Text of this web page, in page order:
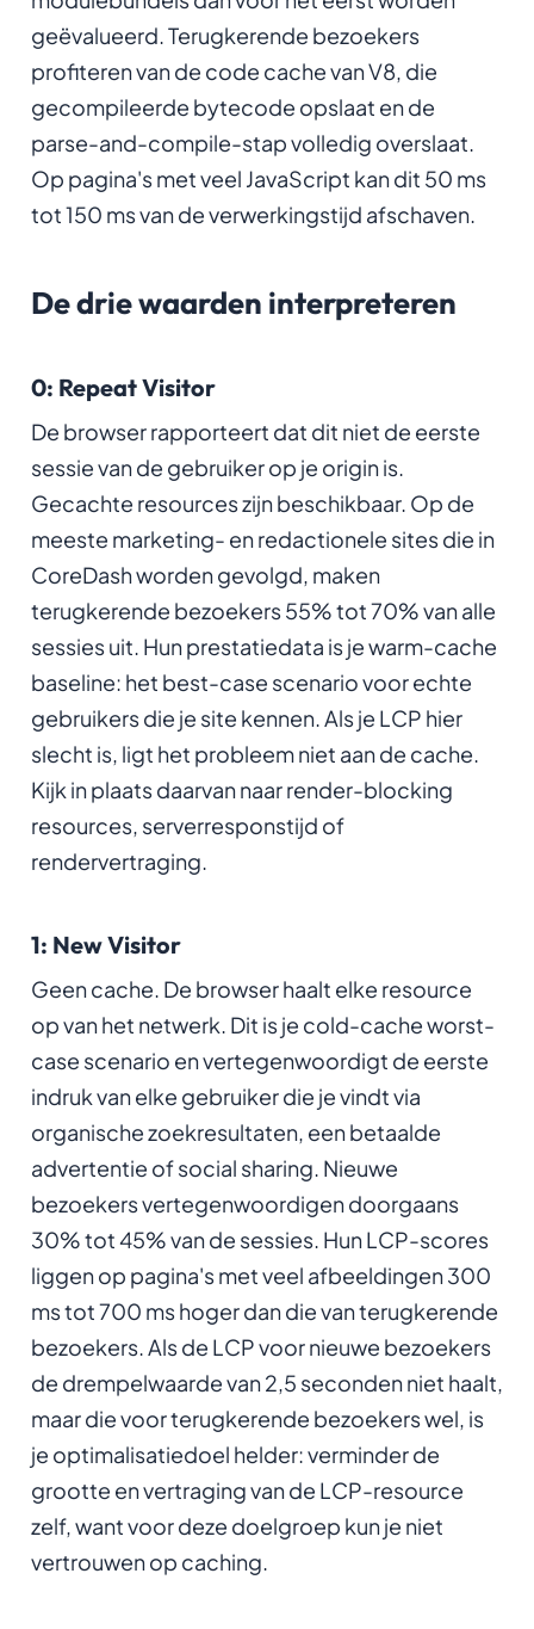
geëvalueerd. Terugkerende bezoekers
profiteren van de code cache van V8, die
gecompileerde bytecode opslaat en de
parse-and-compile-stap volledig overslaat.
Op pagina's met veel JavaScript kan dit 50 ms
tot 150 ms van de verwerkingstijd afschaven.
De drie waarden interpreteren
0: Repeat Visitor
De browser rapporteert dat dit niet de eerste
sessie van de gebruiker op je origin is.
Gecachte resources zijn beschikbaar. Op de
meeste marketing- en redactionele sites die in
CoreDash worden gevolgd, maken
terugkerende bezoekers 55% tot 70% van alle
sessies uit. Hun prestatiedata is je warm-cache
baseline: het best-case scenario voor echte
gebruikers die je site kennen. Als je LCP hier
slecht is, ligt het probleem niet aan de cache.
Kijk in plaats daarvan naar render-blocking
resources, serverresponstijd of
rendervertraging.
1: New Visitor
Geen cache. De browser haalt elke resource
op van het netwerk. Dit is je cold-cache worst-
case scenario en vertegenwoordigt de eerste
indruk van elke gebruiker die je vindt via
organische zoekresultaten, een betaalde
advertentie of social sharing. Nieuwe
bezoekers vertegenwoordigen doorgaans
30% tot 45% van de sessies. Hun LCP-scores
liggen op pagina's met veel afbeeldingen 300
ms tot 700 ms hoger dan die van terugkerende
bezoekers. Als de LCP voor nieuwe bezoekers
de drempelwaarde van 2,5 seconden niet haalt,
maar die voor terugkerende bezoekers wel, is
je optimalisatiedoel helder: verminder de
grootte en vertraging van de LCP-resource
zelf, want voor deze doelgroep kun je niet
vertrouwen op caching.